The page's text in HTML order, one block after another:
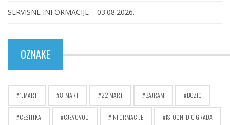
SERVISNE INFORMACIJE – 03.08.2026.
OZNAKE
1. MART 8. MART 22.MART BAJRAM BOZIC
CESTITKA CJEVOVOD INFORMACIJE ISTOCNI DIO GRADA